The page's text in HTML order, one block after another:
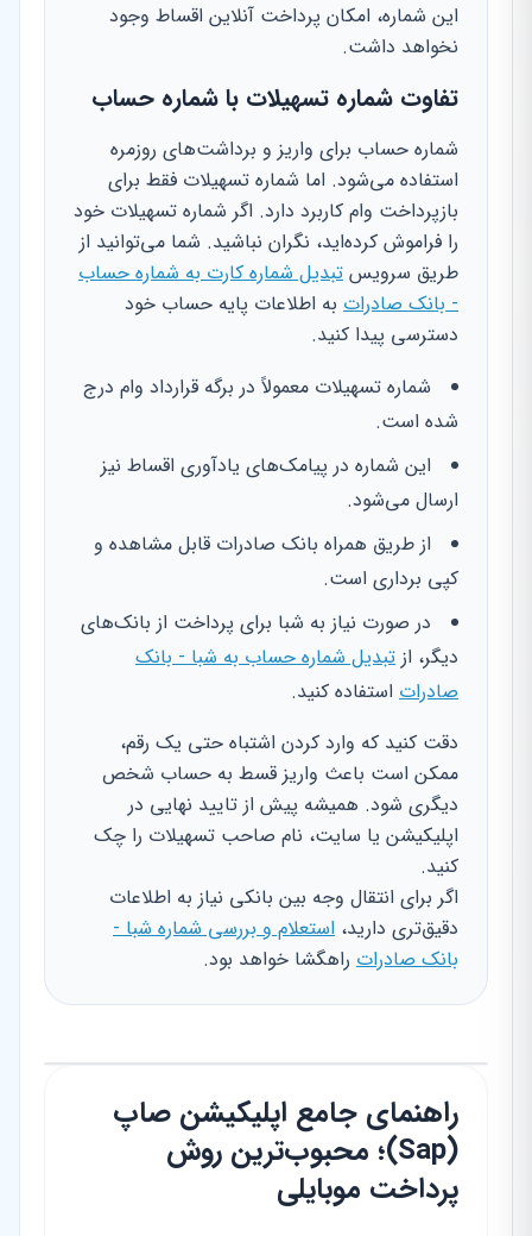
این شماره، امکان پرداخت آنلاین اقساط وجود
نخواهد داشت.
تفاوت شماره تسهیلات با شماره حساب
شماره حساب برای واریز و برداشت‌های روزمره
استفاده می‌شود. اما شماره تسهیلات فقط برای
بازپرداخت وام کاربرد دارد. اگر شماره تسهیلات خود
را فراموش کرده‌اید، نگران نباشید. شما می‌توانید از
طریق سرویس تبدیل شماره کارت به شماره حساب
- بانک صادرات به اطلاعات پایه حساب خود
دسترسی پیدا کنید.
شماره تسهیلات معمولاً در برگه قرارداد وام درج
شده است.
این شماره در پیامک‌های یادآوری اقساط نیز
ارسال می‌شود.
از طریق همراه بانک صادرات قابل مشاهده و
کپی برداری است.
در صورت نیاز به شبا برای پرداخت از بانک‌های
دیگر، از تبدیل شماره حساب به شبا - بانک
صادرات استفاده کنید.
دقت کنید که وارد کردن اشتباه حتی یک رقم،
ممکن است باعث واریز قسط به حساب شخص
دیگری شود. همیشه پیش از تایید نهایی در
اپلیکیشن یا سایت، نام صاحب تسهیلات را چک
کنید.
اگر برای انتقال وجه بین بانکی نیاز به اطلاعات
دقیق‌تری دارید، استعلام و بررسی شماره شبا -
بانک صادرات راهگشا خواهد بود.
راهنمای جامع اپلیکیشن صاپ
(Sap)؛ محبوب‌ترین روش
پرداخت موبایلی